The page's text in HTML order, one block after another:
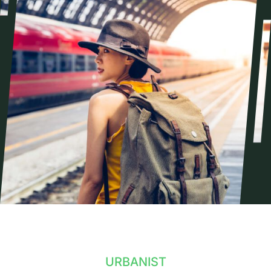
URBANIST